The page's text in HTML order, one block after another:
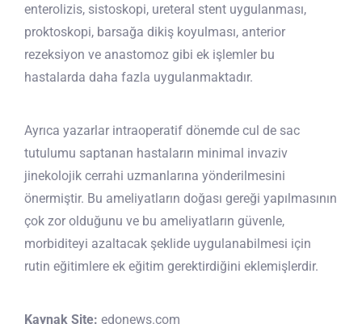
enterolizis, sistoskopi, ureteral stent uygulanması,
proktoskopi, barsağa dikiş koyulması, anterior
rezeksiyon ve anastomoz gibi ek işlemler bu
hastalarda daha fazla uygulanmaktadır.
Ayrıca yazarlar intraoperatif dönemde cul de sac
tutulumu saptanan hastaların minimal invaziv
jinekolojik cerrahi uzmanlarına yönderilmesini
önermiştir. Bu ameliyatların doğası gereği yapılmasının
çok zor olduğunu ve bu ameliyatların güvenle,
morbiditeyi azaltacak şeklide uygulanabilmesi için
rutin eğitimlere ek eğitim gerektirdiğini eklemişlerdir.
Kaynak Site: edonews.com